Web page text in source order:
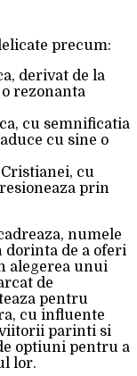
precum:
derivat de la
rezonanta
cu semnificatia
cu sine o
cu
prin
numele
dorinta de a oferi
alegerea unui
de
pentru
cu influente
parinti si
optiuni pentru a
lor.